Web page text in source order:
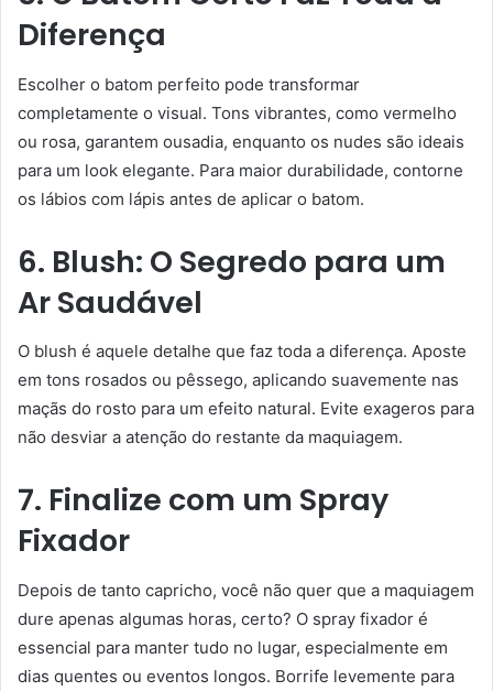
Diferença
Escolher o batom perfeito pode transformar
completamente o visual. Tons vibrantes, como vermelho
ou rosa, garantem ousadia, enquanto os nudes são ideais
para um look elegante. Para maior durabilidade, contorne
os lábios com lápis antes de aplicar o batom.
6. Blush: O Segredo para um
Ar Saudável
O blush é aquele detalhe que faz toda a diferença. Aposte
em tons rosados ou pêssego, aplicando suavemente nas
maçãs do rosto para um efeito natural. Evite exageros para
não desviar a atenção do restante da maquiagem.
7. Finalize com um Spray
Fixador
Depois de tanto capricho, você não quer que a maquiagem
dure apenas algumas horas, certo? O spray fixador é
essencial para manter tudo no lugar, especialmente em
dias quentes ou eventos longos. Borrife levemente para